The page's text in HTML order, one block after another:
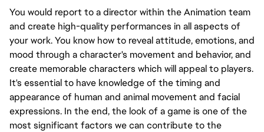
You would report to a directorwithin the Animation team
and create high-quality performances in all aspects of
your work. You know how to reveal attitude, emotions, and
mood through a character's movement and behavior, and
create memorable characters which will appeal to players.
It's essential to have knowledge of the timing and
appearance of human and animal movement and facial
expressions. In the end, the look of a game is one of the
most significant factors we can contribute to the